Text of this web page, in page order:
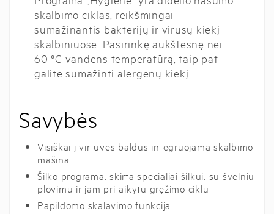
skalbimo ciklas, reikšmingai
sumažinantis bakterijų ir virusų kiekį
skalbiniuose. Pasirinkę aukštesnę nei
60 °C vandens temperatūrą, taip pat
galite sumažinti alergenų kiekį.
Savybės
Visiškai į virtuvės baldus integruojama skalbimo
mašina
Šilko programa, skirta specialiai šilkui, su švelniu
plovimu ir jam pritaikytu gręžimo ciklu
Papildomo skalavimo funkcija